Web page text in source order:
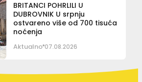
BRITANCI POHRLILI U
DUBROVNIK U srpnju
ostvareno više od 700 tisuća
noćenja
Aktualno 07.08.2026